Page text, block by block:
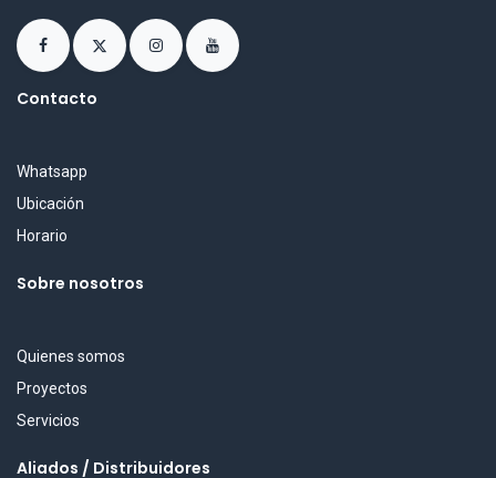
Contacto
Whatsapp
Ubicación
Horario
Sobre nosotros
Quienes somos
Proyectos
Servicios
Aliados / Distribuidores